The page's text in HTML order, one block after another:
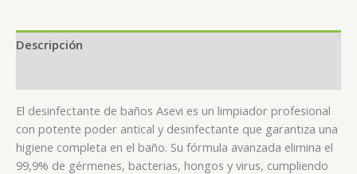
Descripción
El desinfectante de baños Asevi es un limpiador profesional
con potente poder antical y desinfectante que garantiza una
higiene completa en el baño. Su fórmula avanzada elimina el
99,9% de gérmenes, bacterias, hongos y virus, cumpliendo